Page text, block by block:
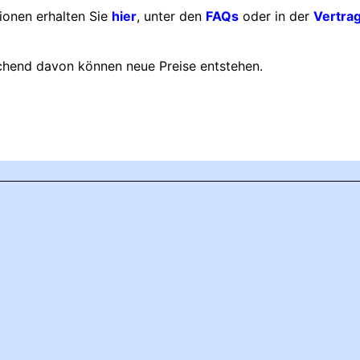
erhalten Sie hier, unter den FAQs oder in der
davon können neue Preise entstehen.